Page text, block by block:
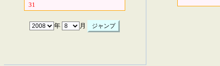
31
年 月